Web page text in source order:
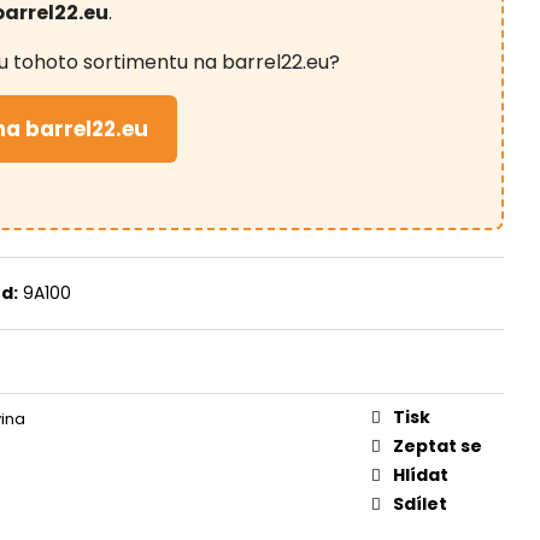
.
tohoto sortimentu na barrel22.eu?
barrel22.eu
9A100
Tisk
Zeptat se
Hlídat
Sdílet
KUŠÍ 16" - 1 KS